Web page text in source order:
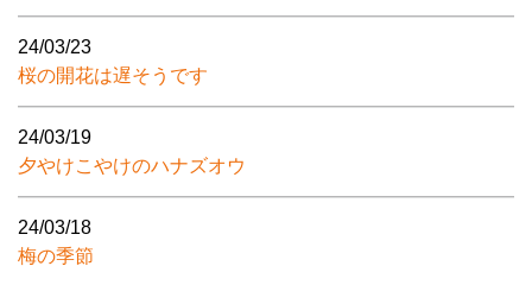
24/03/23
桜の開花は遅そうです
24/03/19
夕やけこやけのハナズオウ
24/03/18
梅の季節